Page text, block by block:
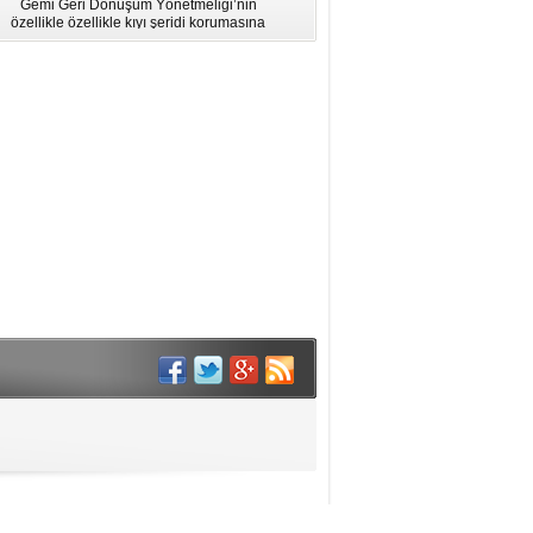
Gemi Geri Dönüşüm Yönetmeliği’nin
özellikle özellikle kıyı şeridi korumasına
ilişkin hükümlere uymadığı için AB